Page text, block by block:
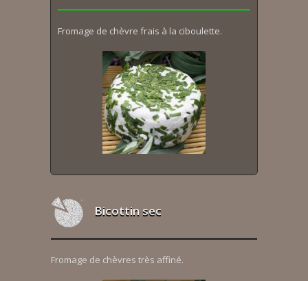
Fromage de chèvre frais à la ciboulette.
Bicottin sec
Fromage de chèvres très affiné.